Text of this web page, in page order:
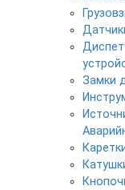
Замки